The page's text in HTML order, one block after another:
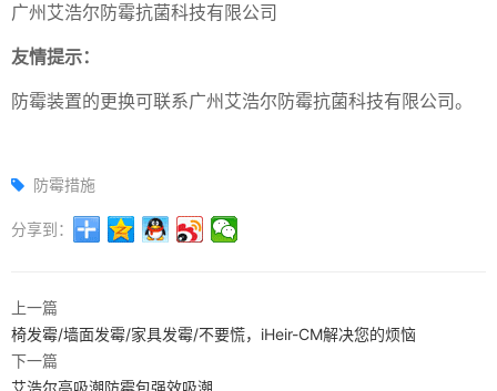
广州艾浩尔防霉抗菌科技有限公司
友情提示：
防霉装置的更换可联系广州艾浩尔防霉抗菌科技有限公司。
防霉措施
分享到：
上一篇
椅发霉/墙面发霉/家具发霉/不要慌，iHeir-CM解决您的烦恼
下一篇
艾浩尔高吸潮防霉包强效吸潮